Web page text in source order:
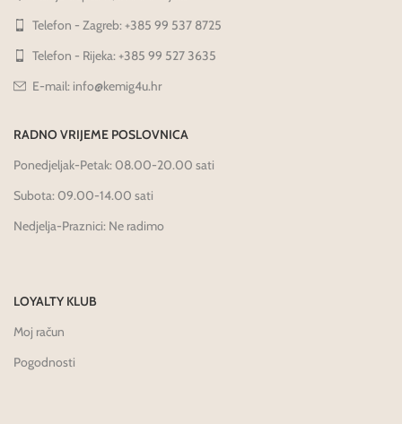
Telefon - Zagreb: +385 99 537 8725
Telefon - Rijeka: +385 99 527 3635
E-mail: info@kemig4u.hr
RADNO VRIJEME POSLOVNICA
Ponedjeljak-Petak: 08.00-20.00 sati
Subota: 09.00-14.00 sati
Nedjelja-Praznici: Ne radimo
LOYALTY KLUB
Moj račun
Pogodnosti